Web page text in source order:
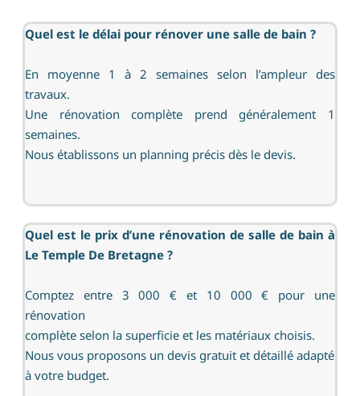
Quel est le délai pour rénover une salle de bain ?
En moyenne 1 à 2 semaines selon l’ampleur des
travaux.
Une rénovation complète prend généralement 1
semaines.
Nous établissons un planning précis dès le devis.
Quel est le prix d’une rénovation de salle de bain à
Le Temple De Bretagne ?
Comptez entre 3 000 € et 10 000 € pour une
rénovation
complète selon la superficie et les matériaux choisis.
Nous vous proposons un devis gratuit et détaillé adapté
à votre budget.